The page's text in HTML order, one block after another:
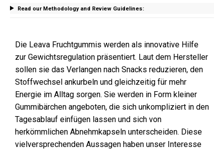
Read our Methodology and Review Guidelines:
Die Leava Fruchtgummis werden als innovative Hilfe
zur Gewichtsregulation präsentiert. Laut dem Hersteller
sollen sie das Verlangen nach Snacks reduzieren, den
Stoffwechsel ankurbeln und gleichzeitig für mehr
Energie im Alltag sorgen. Sie werden in Form kleiner
Gummibärchen angeboten, die sich unkompliziert in den
Tagesablauf einfügen lassen und sich von
herkömmlichen Abnehmkapseln unterscheiden. Diese
vielversprechenden Aussagen haben unser Interesse